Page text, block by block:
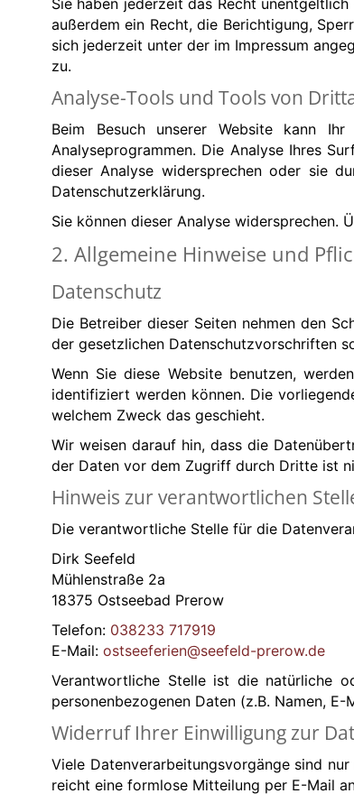
außerdem ein Recht, die Berichtigung,
sich jederzeit unter der im Impressum
zu.
Analyse-Tools und Tools von
Beim Besuch unserer Website kann
Analyseprogrammen. Die Analyse Ihres
dieser Analyse widersprechen oder sie
Datenschutzerklärung.
Sie können dieser Analyse widersprechen.
2. Allgemeine Hinweise und
Datenschutz
Die Betreiber dieser Seiten nehmen den
der gesetzlichen Datenschutzvorschriften
Wenn Sie diese Website benutzen,
identifiziert werden können. Die
welchem Zweck das geschieht.
Wir weisen darauf hin, dass die
der Daten vor dem Zugriff durch Dritte ist
Hinweis zur verantwortlichen
Die verantwortliche Stelle für die
Dirk Seefeld
Mühlenstraße 2a
18375 Ostseebad Prerow
Telefon: 038233 717919
E-Mail: ostseeferien@seefeld-prerow.de
Verantwortliche Stelle ist die natürliche
personenbezogenen Daten (z.B. Namen,
Widerruf Ihrer Einwilligung zur
Viele Datenverarbeitungsvorgänge sind
reicht eine formlose Mitteilung per E-Mail